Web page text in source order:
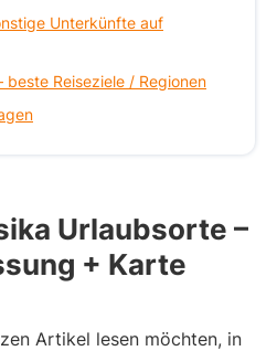
Unterkünfte auf
beste Reiseziele / Regionen
Urlaubsorte –
+ Karte
Artikel lesen möchten, in